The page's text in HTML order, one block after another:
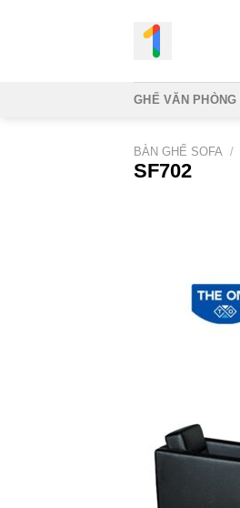
GHẾ VĂN PHÒNG
BÀN GHẾ SOFA /
SF702